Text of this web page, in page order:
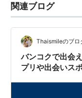
関連ブログ
Thaismileのブロ
バンコクで出会
プリや出会いス